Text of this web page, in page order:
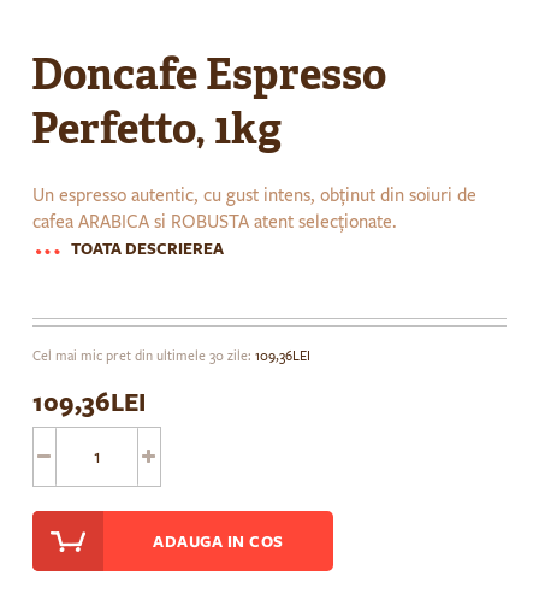
the
of
gallery
Doncafe Espresso
Perfetto, 1kg
Un espresso autentic, cu gust intens, obținut din soiuri de
cafea ARABICA si ROBUSTA atent selecționate.
TOATA DESCRIEREA
Cel mai mic pret din ultimele 30 zile: 109,36LEI
109,36LEI
ADAUGA IN COS